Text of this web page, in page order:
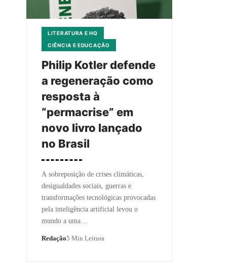
LITERATURA E HQ
CIÊNCIA E EDUCAÇÃO
Philip Kotler defende
a regeneração como
resposta à
“permacrise” em
novo livro lançado
no Brasil
A sobreposição de crises climáticas,
desigualdades sociais, guerras e
transformações tecnológicas provocadas
pela inteligência artificial levou o
mundo a uma…
Redação5 Min Leitura